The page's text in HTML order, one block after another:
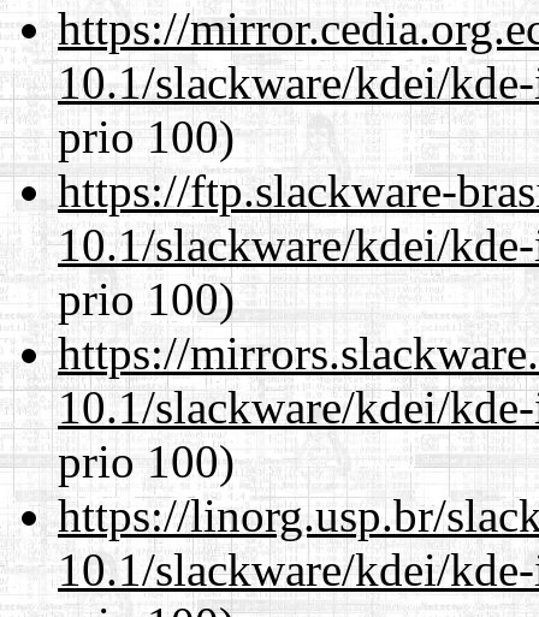
https://
10.1/slackware/kdei/
prio 100)
https://ftp.slackware-
10.1/slackware/kdei/
prio 100)
https://
10.1/slackware/kdei/
prio 100)
https://linorg.usp.br/
10.1/slackware/kdei/